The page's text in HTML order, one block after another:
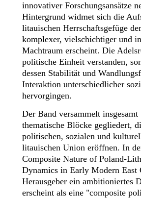
innovativer Forschungsansätze
Hintergrund widmet sich die
litauischen Herrschaftsgefüge
komplexer, vielschichtiger und
Machtraum erscheint. Die
politische Einheit verstanden,
dessen Stabilität und
Interaktion unterschiedlicher
hervorgingen.
Der Band versammelt
thematische Blöcke gegliedert,
politischen, sozialen und
litauischen Union eröffnen. In
Composite Nature of Poland-
Dynamics in Early Modern East
Herausgeber ein ambitioniertes
erscheint als eine "composite